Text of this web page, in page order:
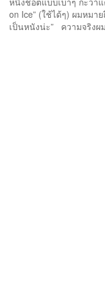
on Ice” (ใช้ได้ๆ) ผมหมา
เป็นหนังน่ะ” ความจริงผ